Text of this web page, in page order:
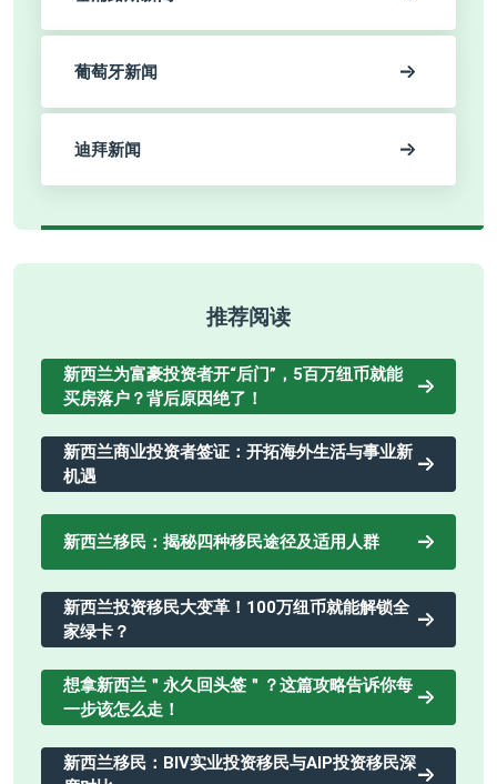
葡萄牙新闻
迪拜新闻
推荐阅读
新西兰为富豪投资者开“后门”，5百万纽币就能
买房落户？背后原因绝了！
新西兰商业投资者签证：开拓海外生活与事业新
机遇
新西兰移民：揭秘四种移民途径及适用人群
新西兰投资移民大变革！100万纽币就能解锁全
家绿卡？
想拿新西兰＂永久回头签＂？这篇攻略告诉你每
一步该怎么走！
新西兰移民：BIV实业投资移民与AIP投资移民深